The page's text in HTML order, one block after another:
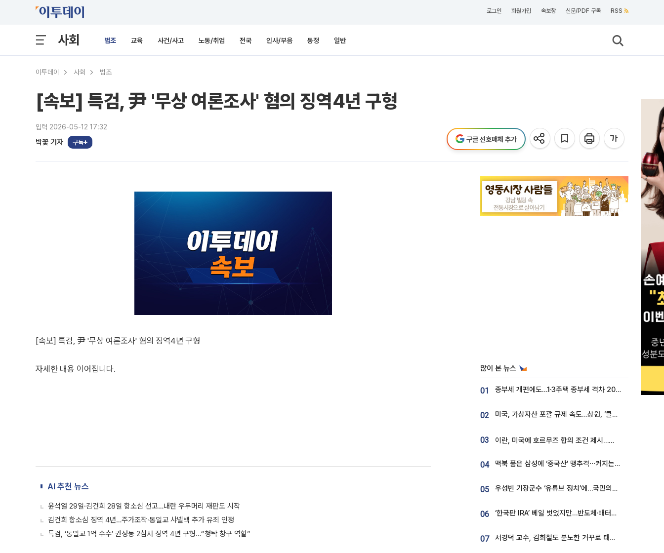
로그인 회원가입 속보창 신문/PDF 구독 RSS
사회 법조 교육 사건/사고 노동/취업 전국 인사/부음 동정 일반
이투데이 사회 법조
[속보] 특검, 尹 '무상 여론조사' 혐의 징역4년 구형
입력 2026-05-12 17:32
박꽃 기자 구독 구글 선호매체 추가
[속보] 특검, 尹 '무상 여론조사' 혐의 징역4년 구형
자세한 내용 이어집니다.
AI 추천 뉴스
윤석열 29일·김건희 28일 항소심 선고…내란 우두머리 재판도 시작
김건희 항소심 징역 4년…주가조작·통일교 샤넬백 추가 유죄 인정
특검, ‘통일교 1억 수수’ 권성동 2심서 징역 4년 구형…“청탁 창구 역할”
많이 본 뉴스
01 종부세 개편에도…1·3주택 종부세 격차 2028년부터 확대
02 미국, 가상자산 포괄 규제 속도…상원, ‘클래리티법’ 9월 절차투표 추진
03 이란, 미국에 호르무즈 합의 조건 제시…美 “경기 아직 안 끝나” [종합]
04 맥북 품은 삼성에 ‘중국산’ 맹추격⋯커지는 노트북 OLED 시장
05 우성빈 기장군수 ‘유튜브 정치’에…국민의힘 군의원들 집단 반발
06 ‘한국판 IRA’ 베일 벗었지만…반도체·배터리 업계 “시행령이 관건”
07 서경덕 교수, 김희철도 분노한 거꾸로 태극기⋯"엉터리는 아냐, 아쉬울 뿐"